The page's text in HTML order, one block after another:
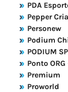
PDA
Pepper
Personew
Podium
PODIUM
Ponto ORG
Premium
Proworld